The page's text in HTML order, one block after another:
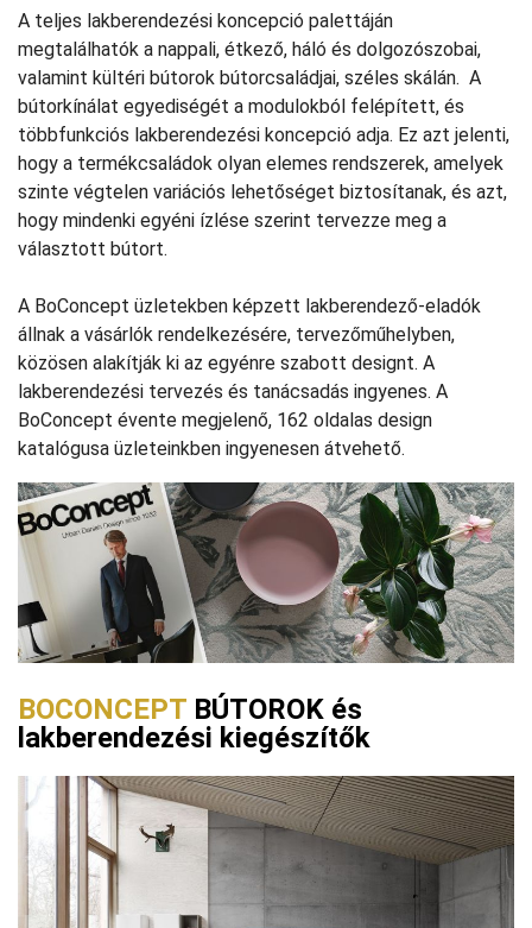
A teljes lakberendezési koncepció palettáján
megtalálhatók a nappali, étkező, háló és dolgozószobai,
valamint kültéri bútorok bútorcsaládjai, széles skálán. A
bútorkínálat egyediségét a modulokból felépített, és
többfunkciós lakberendezési koncepció adja. Ez azt jelenti,
hogy a termékcsaládok olyan elemes rendszerek, amelyek
szinte végtelen variációs lehetőséget biztosítanak, és azt,
hogy mindenki egyéni ízlése szerint tervezze meg a
választott bútort.
A BoConcept üzletekben képzett lakberendező-eladók
állnak a vásárlók rendelkezésére, tervezőműhelyben,
közösen alakítják ki az egyénre szabott designt. A
lakberendezési tervezés és tanácsadás ingyenes. A
BoConcept évente megjelenő, 162 oldalas design
katalógusa üzleteinkben ingyenesen átvehető.
BOCONCEPT BÚTOROK és
lakberendezési kiegészítők